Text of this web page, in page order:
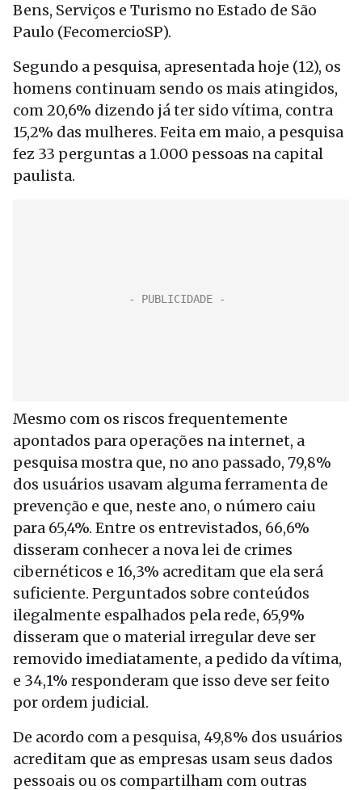
Bens, Serviços e Turismo no Estado de São
Paulo (FecomercioSP).
Segundo a pesquisa, apresentada hoje (12), os
homens continuam sendo os mais atingidos,
com 20,6% dizendo já ter sido vítima, contra
15,2% das mulheres. Feita em maio, a pesquisa
fez 33 perguntas a 1.000 pessoas na capital
paulista.
Mesmo com os riscos frequentemente
apontados para operações na internet, a
pesquisa mostra que, no ano passado, 79,8%
dos usuários usavam alguma ferramenta de
prevenção e que, neste ano, o número caiu
para 65,4%. Entre os entrevistados, 66,6%
disseram conhecer a nova lei de crimes
cibernéticos e 16,3% acreditam que ela será
suficiente. Perguntados sobre conteúdos
ilegalmente espalhados pela rede, 65,9%
disseram que o material irregular deve ser
removido imediatamente, a pedido da vítima,
e 34,1% responderam que isso deve ser feito
por ordem judicial.
De acordo com a pesquisa, 49,8% dos usuários
acreditam que as empresas usam seus dados
pessoais ou os compartilham com outras